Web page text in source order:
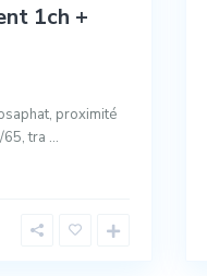
1ch +
proximité
65, tra ...